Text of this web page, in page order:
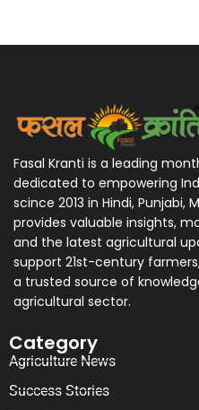
Fasal Kranti is a leading
dedicated to empowering
scince 2013 in Hindi, Punjabi,
provides valuable insights,
and the latest agricultural
support 21st-century
a trusted source of
agricultural sector.
Category
Agriculture News
Success Stories